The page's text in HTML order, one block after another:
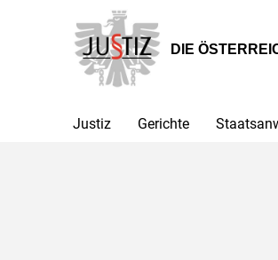
Hauptnavigation
[1]
Inhalt
[2]
Untermenü
[3]
DIE
Justiz Gerichte